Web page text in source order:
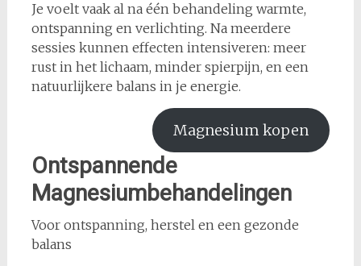
Je voelt vaak al na één behandeling warmte,
ontspanning en verlichting. Na meerdere
sessies kunnen effecten intensiveren: meer
rust in het lichaam, minder spierpijn, en een
natuurlijkere balans in je energie.
Magnesium kopen
Ontspannende
Magnesiumbehandelingen
Voor ontspanning, herstel en een gezonde
balans